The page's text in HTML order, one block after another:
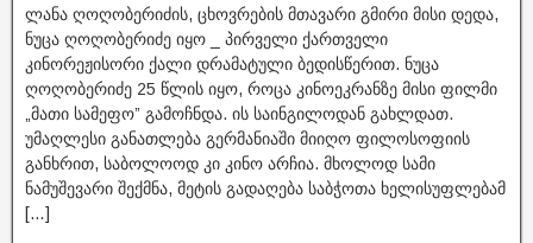
ლანა ღოღობერიძის, ცხოვრების მთავარი გმირი მისი დედა,
ნუცა ღოღობერიძე იყო _ პირველი ქართველი
კინორეჟისორი ქალი დრამატული ბედისწერით. ნუცა
ღოღობერიძე 25 წლის იყო, როცა კინოეკრანზე მისი ფილმი
„მათი სამეფო” გამოჩნდა. ის საინგილოდან გახლდათ.
უმაღლესი განათლება გერმანიაში მიიღო ფილოსოფიის
განხრით, საბოლოოდ კი კინო არჩია. მხოლოდ სამი
ნამუშევარი შექმნა, მეტის გადაღება საბჭოთა ხელისუფლებამ
[…]